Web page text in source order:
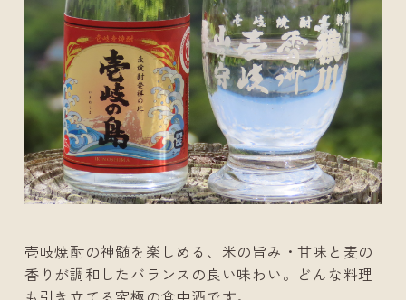
壱岐焼酎の神髄を楽しめる、米の旨み・甘味と麦の
香りが調和したバランスの良い味わい。どんな料理